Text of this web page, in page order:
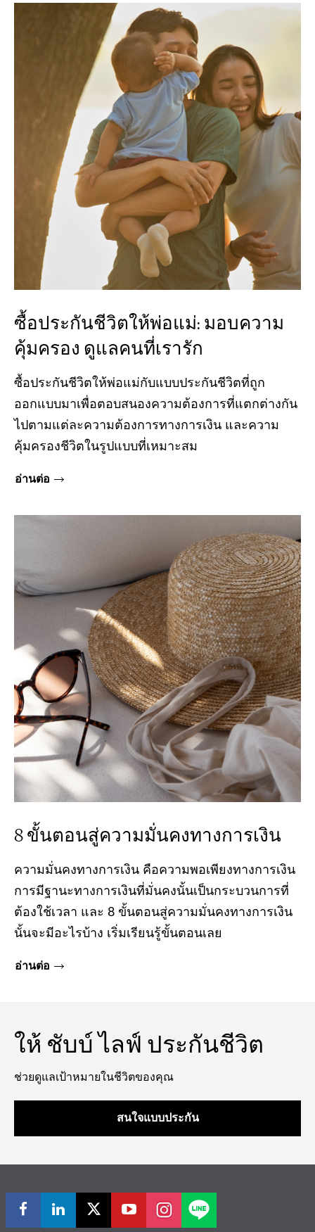
ซื้อประกันชีวิตให้พ่อแม่: มอบความ
คุ้มครอง ดูแลคนที่เรารัก
ซื้อประกันชีวิตให้พ่อแม่กับแบบประกันชีวิตที่ถูก
ออกแบบมาเพื่อตอบสนองความต้องการที่แตกต่างกัน
ไปตามแต่ละความต้องการทางการเงิน และความ
คุ้มครองชีวิตในรูปแบบที่เหมาะสม
อ่านต่อ
8 ขั้นตอนสู่ความมั่นคงทางการเงิน
ความมั่นคงทางการเงิน คือความพอเพียงทางการเงิน
การมีฐานะทางการเงินที่มั่นคงนั้นเป็นกระบวนการที่
ต้องใช้เวลา และ 8 ขั้นตอนสู่ความมั่นคงทางการเงิน
นั้นจะมีอะไรบ้าง เริ่มเรียนรู้ขั้นตอนเลย
อ่านต่อ
ให้ ชับบ์ ไลฟ์ ประกันชีวิต
ช่วยดูแลเป้าหมายในชีวิตของคุณ
สนใจแบบประกัน